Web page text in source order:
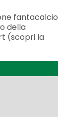
fantacalcio
della
(scopri la